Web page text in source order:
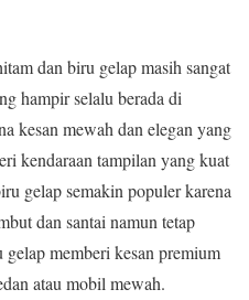
dan biru gelap masih sangat
hampir selalu berada di
kesan mewah dan elegan yang
kendaraan tampilan yang kuat
gelap semakin populer karena
dan santai namun tetap
memberi kesan premium
atau mobil mewah.